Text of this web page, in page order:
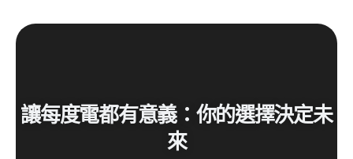
讓每度電都有意義：你的選擇決定未
來